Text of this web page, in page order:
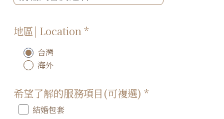
地區| Location*
台灣
海外
希望了解的服務項目(可複選)*
結婚包套